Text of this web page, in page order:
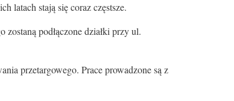
latach stają się coraz częstsze.
podłączone działki przy ul.
przetargowego. Prace prowadzone są z